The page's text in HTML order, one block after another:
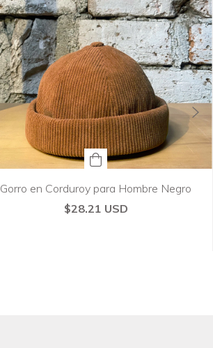
Gorro en Corduroy para Hombre Negro
$28.21 USD